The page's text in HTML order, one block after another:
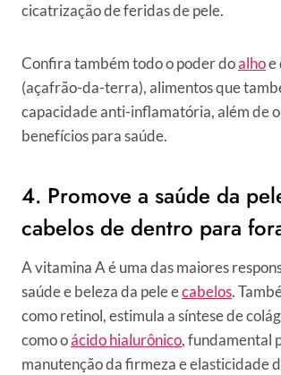
cicatrização de feridas de pele.
Confira também todo o poder doalhoe
(açafrão-da-terra), alimentos que
capacidade anti-inflamatória, além de
benefícios para saúde.
4. Promove a saúde da
cabelos de dentro para
A vitamina A é uma das maiores
saúde e beleza da pele ecabelos.
como retinol, estimula a síntese de
como oácido hialurônico, fundamental
manutenção da firmeza e elasticidade